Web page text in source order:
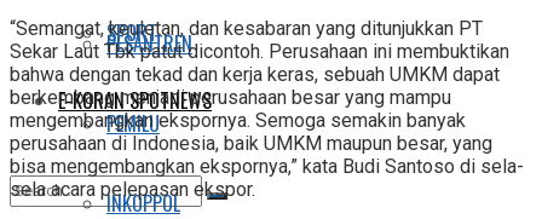
SPORT
E-KORAN SPOTNEWS
PESANTREN
PEMILU
INKOPPOL
“Semangat, keuletan, dan kesabaran yang ditunjukkan PT
Sekar Laut Tbk patut dicontoh. Perusahaan ini membuktikan
bahwa dengan tekad dan kerja keras, sebuah UMKM dapat
berkembang menjadi perusahaan besar yang mampu
mengembangkan ekspornya. Semoga semakin banyak
perusahaan di Indonesia, baik UMKM maupun besar, yang
bisa mengembangkan ekspornya,” kata Budi Santoso di sela-
sela acara pelepasan ekspor.